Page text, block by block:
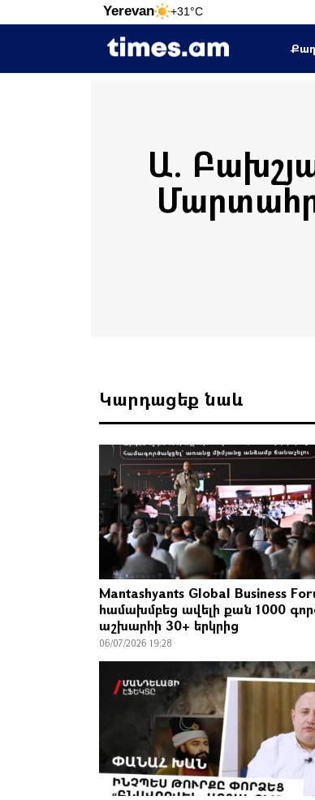
Yerevan +31°C
Ա.
Կարդացեք նաև
Mantashyants Global Business
համախմբեց ավելի քան 1000
աշխարհի 30+ երկրից
06/07/2026 19:28